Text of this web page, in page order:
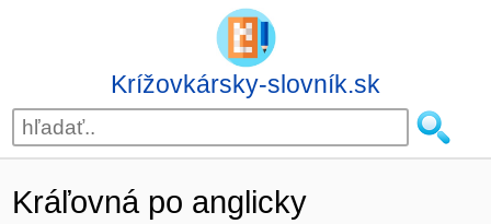
Krížovkársky-slovník.sk
Kráľovná po anglicky